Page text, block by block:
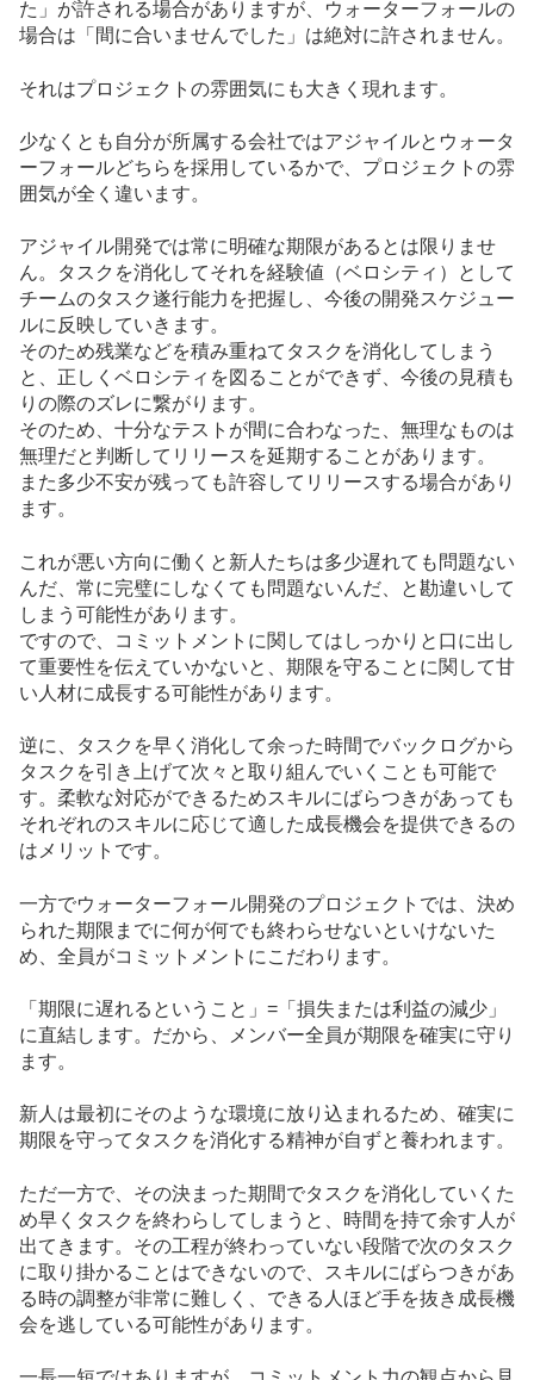
た」が許される場合がありますが、ウォーターフォールの
場合は「間に合いませんでした」は絶対に許されません。
それはプロジェクトの雰囲気にも大きく現れます。
少なくとも自分が所属する会社ではアジャイルとウォータ
ーフォールどちらを採用しているかで、プロジェクトの雰
囲気が全く違います。
アジャイル開発では常に明確な期限があるとは限りませ
ん。タスクを消化してそれを経験値（ベロシティ）として
チームのタスク遂行能力を把握し、今後の開発スケジュー
ルに反映していきます。
そのため残業などを積み重ねてタスクを消化してしまう
と、正しくベロシティを図ることができず、今後の見積も
りの際のズレに繋がります。
そのため、十分なテストが間に合わなった、無理なものは
無理だと判断してリリースを延期することがあります。
また多少不安が残っても許容してリリースする場合があり
ます。
これが悪い方向に働くと新人たちは多少遅れても問題ない
んだ、常に完璧にしなくても問題ないんだ、と勘違いして
しまう可能性があります。
ですので、コミットメントに関してはしっかりと口に出し
て重要性を伝えていかないと、期限を守ることに関して甘
い人材に成長する可能性があります。
逆に、タスクを早く消化して余った時間でバックログから
タスクを引き上げて次々と取り組んでいくことも可能で
す。柔軟な対応ができるためスキルにばらつきがあっても
それぞれのスキルに応じて適した成長機会を提供できるの
はメリットです。
一方でウォーターフォール開発のプロジェクトでは、決め
られた期限までに何が何でも終わらせないといけないた
め、全員がコミットメントにこだわります。
「期限に遅れるということ」=「損失または利益の減少」
に直結します。だから、メンバー全員が期限を確実に守り
ます。
新人は最初にそのような環境に放り込まれるため、確実に
期限を守ってタスクを消化する精神が自ずと養われます。
ただ一方で、その決まった期間でタスクを消化していくた
め早くタスクを終わらしてしまうと、時間を持て余す人が
出てきます。その工程が終わっていない段階で次のタスク
に取り掛かることはできないので、スキルにばらつきがあ
る時の調整が非常に難しく、できる人ほど手を抜き成長機
会を逃している可能性があります。